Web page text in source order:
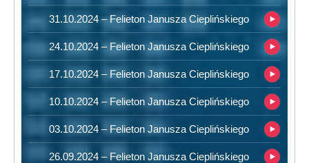
31.10.2024 – Felieton Janusza Cieplińskiego
24.10.2024 – Felieton Janusza Cieplińskiego
17.10.2024 – Felieton Janusza Cieplińskiego
10.10.2024 – Felieton Janusza Cieplińskiego
03.10.2024 – Felieton Janusza Cieplińskiego
26.09.2024 – Felieton Janusza Cieplińskiego